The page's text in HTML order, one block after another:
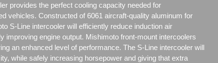
provides the perfect cooling capacity needed for
vehicles. Constructed of 6061 aircraft-quality aluminum for
S-Line intercooler will efficiently reduce induction air
improving engine output. Mishimoto front-mount intercoolers
an enhanced level of performance. The S-Line intercooler will
while safely increasing horsepower and giving that extra